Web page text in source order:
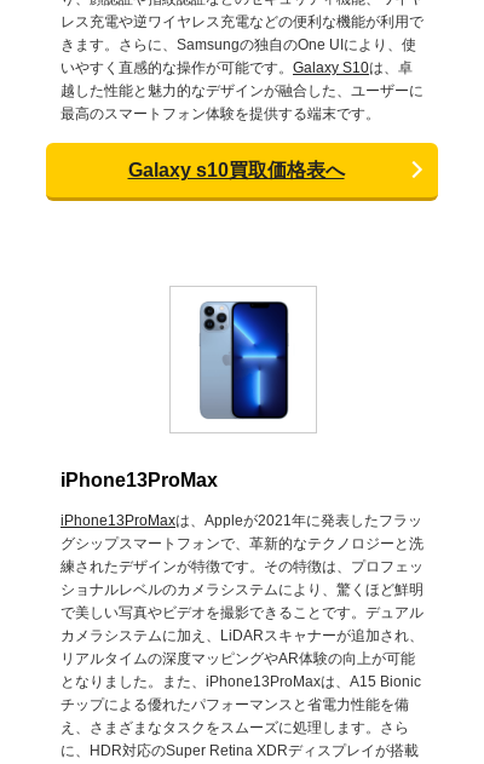
レス充電や逆ワイヤレス充電などの便利な機能が利用で
きます。さらに、Samsungの独自のOne UIにより、使
いやすく直感的な操作が可能です。 Galaxy S10は、卓
越した性能と魅力的なデザインが融合した、ユーザーに
最高のスマートフォン体験を提供する端末です。
Galaxy s10買取価格表へ
iPhone13ProMax
iPhone13ProMaxは、Appleが2021年に発表したフラッ
グシップスマートフォンで、革新的なテクノロジーと洗
練されたデザインが特徴です。その特徴は、プロフェッ
ショナルレベルのカメラシステムにより、驚くほど鮮明
で美しい写真やビデオを撮影できることです。デュアル
カメラシステムに加え、LiDARスキャナーが追加され、
リアルタイムの深度マッピングやAR体験の向上が可能
となりました。また、iPhone13ProMaxは、A15 Bionic
チップによる優れたパフォーマンスと省電力性能を備
え、さまざまなタスクをスムーズに処理します。さら
に、HDR対応のSuper Retina XDRディスプレイが搭載